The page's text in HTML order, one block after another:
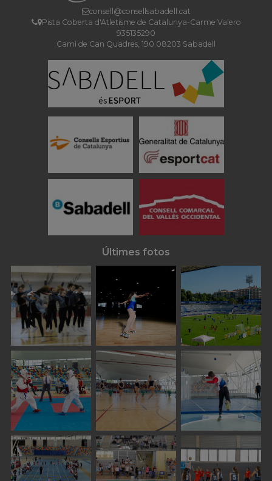
consell@consellsabadell.cat
Pista Coberta d'Atletisme de Catalunya-Carme Valero
935135290
Camí de Can Quadres, 190 08203 Sabadell
Últimes fotos